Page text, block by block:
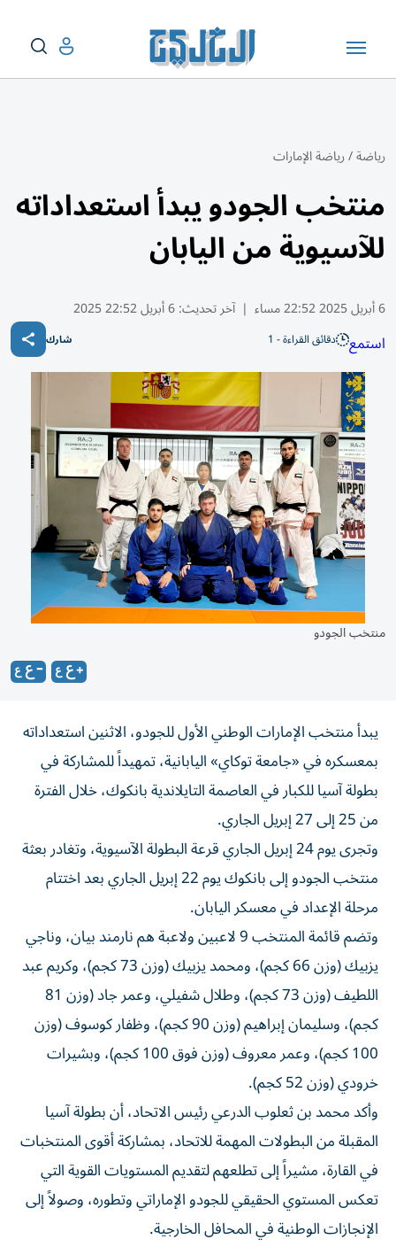
رياضة/رياضة الإمارات
منتخب الجودو يبدأ استعداداته
للآسيوية من اليابان
6 أبريل 2025 22:52 مساء | آخر تحديث:6 أبريل 22:52 2025
استمع دقائق القراءة - 1 شارك
منتخب الجودو
يبدأ منتخب الإمارات الوطني الأول للجودو، الاثنين استعداداته
بمعسكره في «جامعة توكاي» اليابانية، تمهيداً للمشاركة في
بطولة آسيا للكبار في العاصمة التايلاندية بانكوك، خلال الفترة
من 25 إلى 27 إبريل الجاري.
وتجرى يوم 24 إبريل الجاري قرعة البطولة الآسيوية، وتغادر بعثة
منتخب الجودو إلى بانكوك يوم 22 إبريل الجاري بعد اختتام
مرحلة الإعداد في معسكر اليابان.
وتضم قائمة المنتخب 9 لاعبين ولاعبة هم نارمند بيان، وناجي
يزبيك (وزن 66 كجم)، ومحمد يزبيك (وزن 73 كجم)، وكريم عبد
اللطيف (وزن 73 كجم)، وطلال شفيلي، وعمر جاد (وزن 81
كجم)، وسليمان إبراهيم (وزن 90 كجم)، وظفار كوسوف (وزن
100 كجم)، وعمر معروف (وزن فوق 100 كجم)، وبشيرات
خرودي (وزن 52 كجم).
وأكد محمد بن ثعلوب الدرعي رئيس الاتحاد، أن بطولة آسيا
المقبلة من البطولات المهمة للاتحاد، بمشاركة أقوى المنتخبات
في القارة، مشيراً إلى تطلعهم لتقديم المستويات القوية التي
تعكس المستوي الحقيقي للجودو الإماراتي وتطوره، وصولاً إلى
الإنجازات الوطنية في المحافل الخارجية.